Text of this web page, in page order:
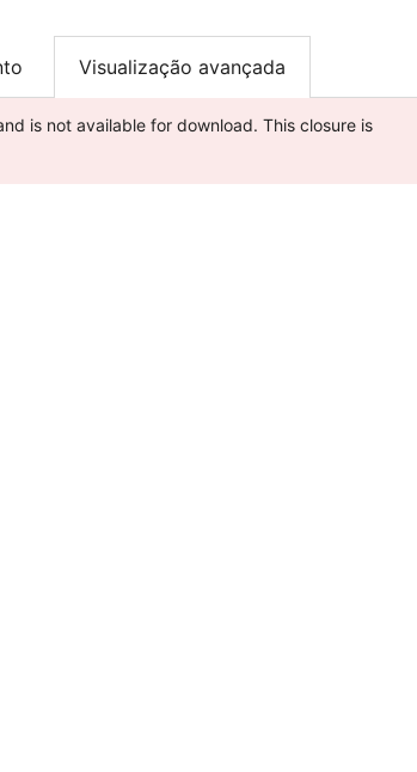
Visualização avançada
is not available for download. This closure is